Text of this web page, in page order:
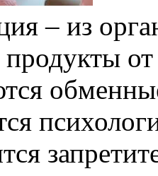
– из
от